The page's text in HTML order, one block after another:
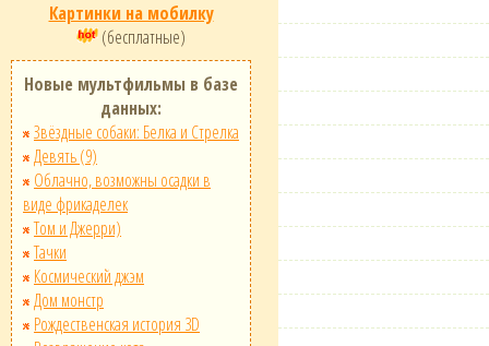
Картинки на мобилку
(бесплатные)
Новые мультфильмы в базе
данных:
Звёздные собаки: Белка и Стрелка
Девять (9)
Облачно, возможны осадки в
виде фрикаделек
Том и Джерри)
Тачки
Космический джэм
Дом монстр
Рождественская история 3D